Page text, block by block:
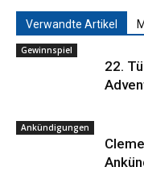
Verwandte Artikel
Gewinnspiel
22.
Ankündigungen